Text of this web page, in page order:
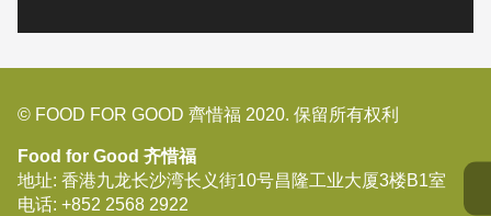
© FOOD FOR GOOD 齊惜福 2020. 保留所有权利
Food for Good 齐惜福
地址: 香港九龙长沙湾长义街10号昌隆工业大厦3楼B1室
电话: +852 2568 2922